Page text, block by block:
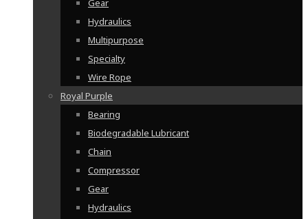
Gear
Hydraulics
Multipurpose
Specialty
Wire Rope
Royal Purple
Bearing
Biodegradable Lubricant
Chain
Compressor
Gear
Hydraulics